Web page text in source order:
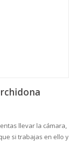
llevar la cámara,
si trabajas en ello y